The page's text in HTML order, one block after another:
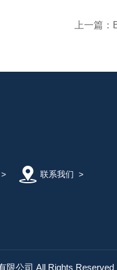
上一篇：
联系我们 >
限公司 All Rights